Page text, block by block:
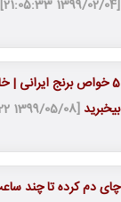
[1399/02/04 21:05:33]
بی‎خبرید
[1399/05/08 21:27:22]
چای دم کرده تا چند